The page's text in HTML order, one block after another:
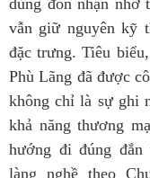
dùng đón nhận nhờ
vẫn giữ nguyên kỹ
đặc trưng. Tiêu
Phù Lãng đã được
không chỉ là sự ghi
khả năng thương
hướng đi đúng đắn
làng nghề theo